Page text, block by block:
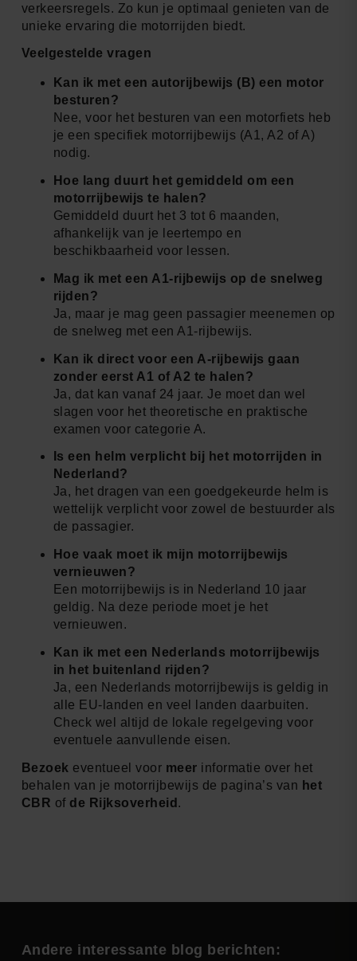
verkeersregels. Zo kun je optimaal genieten van de
unieke ervaring die motorrijden biedt.
Veelgestelde vragen
Kan ik met een autorijbewijs (B) een motor
besturen?
Nee, voor het besturen van een motorfiets heb
je een specifiek motorrijbewijs (A1, A2 of A)
nodig.
Hoe lang duurt het gemiddeld om een
motorrijbewijs te halen?
Gemiddeld duurt het 3 tot 6 maanden,
afhankelijk van je leertempo en
beschikbaarheid voor lessen.
Mag ik met een A1-rijbewijs op de snelweg
rijden?
Ja, maar je mag geen passagier meenemen op
de snelweg met een A1-rijbewijs.
Kan ik direct voor een A-rijbewijs gaan
zonder eerst A1 of A2 te halen?
Ja, dat kan vanaf 24 jaar. Je moet dan wel
slagen voor het theoretische en praktische
examen voor categorie A.
Is een helm verplicht bij het motorrijden in
Nederland?
Ja, het dragen van een goedgekeurde helm is
wettelijk verplicht voor zowel de bestuurder als
de passagier.
Hoe vaak moet ik mijn motorrijbewijs
vernieuwen?
Een motorrijbewijs is in Nederland 10 jaar
geldig. Na deze periode moet je het
vernieuwen.
Kan ik met een Nederlands motorrijbewijs
in het buitenland rijden?
Ja, een Nederlands motorrijbewijs is geldig in
alle EU-landen en veel landen daarbuiten.
Check wel altijd de lokale regelgeving voor
eventuele aanvullende eisen.
Bezoek eventueel voor meer informatie over het
behalen van je motorrijbewijs de pagina’s van het
CBR of de Rijksoverheid .
Andere interessante blog berichten: